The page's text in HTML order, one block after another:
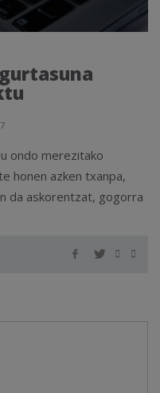
ondo merezitako
honen azken txanpa,
da askorentzat, gogorra